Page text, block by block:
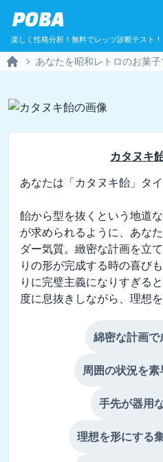
POBA
楽しく性格分析！無料でレッツ診断テスト！
あなたを昭和レトロのお菓
カタヌキ
あなたは「カタヌキ飴」タイ
飴から型を抜くという地道
が求められるように、あな
ダー気質。緻密な計画を立
りの形が完成する時の喜び
りに完璧主義になりすぎる
度に息抜きしながら、理想
綿密な計画で
周囲の状況を
手先が器用
理想を形にする